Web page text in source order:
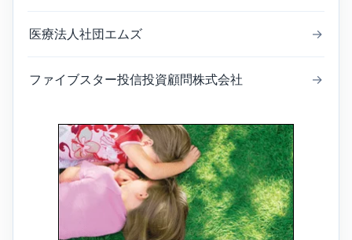
医療法人社団エムズ →
ファイブスター投信投資顧問株式会社 →